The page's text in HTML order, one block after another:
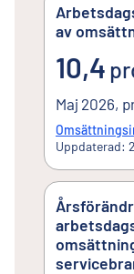
av
10,4
Maj 2026,
Uppdaterad: